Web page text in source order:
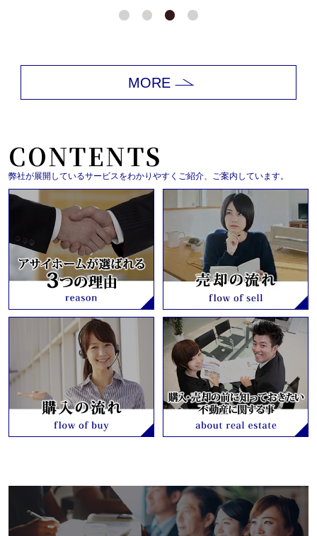
MORE
CONTENTS
弊社が展開しているサービスをわかりやすくご紹介、ご案内しています。